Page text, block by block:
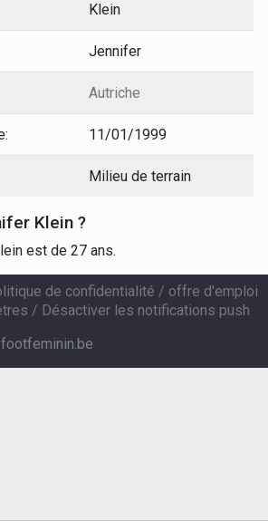
Klein
Jennifer
Autriche
11/01/1999
Milieu de terrain
Klein ?
est de 27 ans.
de confidentialité / offre d'emploi
/ Désactiver les notifications push